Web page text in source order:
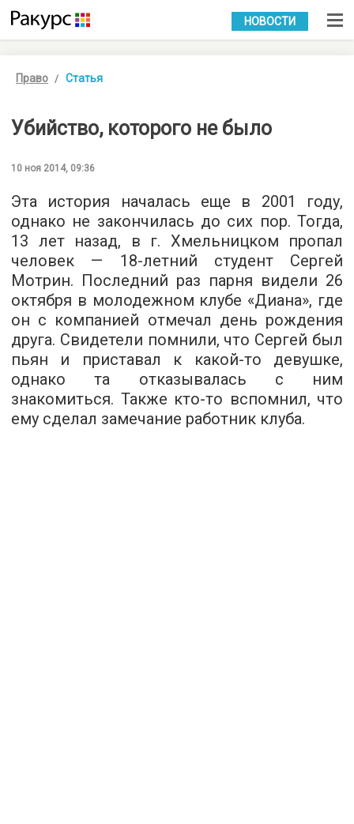
УКР РУС
НОВОСТИ
Право Статья
Убийство, которого не было
10 ноя 2014, 09:36
Эта история началась еще в 2001 году,
однако не закончилась до сих пор. Тогда,
13 лет назад, в г. Хмельницком пропал
человек — 18-летний студент Сергей
Мотрин. Последний раз парня видели 26
октября в молодежном клубе «Диана», где
он с компанией отмечал день рождения
друга. Свидетели помнили, что Сергей был
пьян и приставал к какой-то девушке,
однако та отказывалась с ним
знакомиться. Также кто-то вспомнил, что
ему сделал замечание работник клуба.